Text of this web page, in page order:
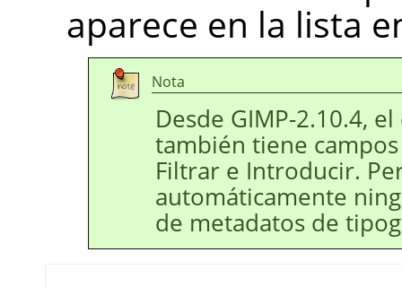
aparece en la lista
Nota
Desde GIMP-2.10.4,
también tiene
Filtrar e Introducir.
automáticamente
de metadatos de